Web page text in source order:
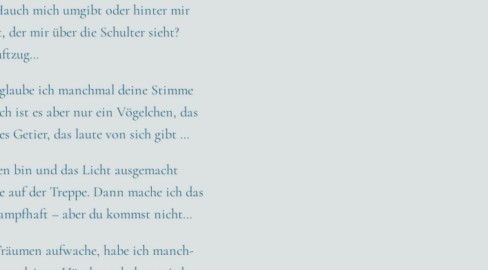
mich umgibt oder hin­ter mir
mir über die Schul­ter sieht?
ich manch­mal dei­ne Stim­me
ist es aber nur ein Vögel­chen, das
Getier, das lau­te von sich gibt …
bin und das Licht aus­ge­macht
der Trep­pe. Dann mache ich das
– aber du kommst nicht…
auf­wa­che, habe ich manch­